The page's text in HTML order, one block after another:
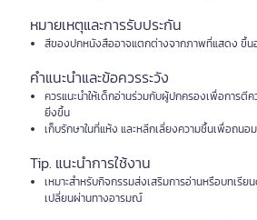
หมายเหตุและการรับประกัน
สีของปกหนังสืออาจแตกต่างจากภาพที่แสดง ขึ้น
คำแนะนำและข้อควรระวัง
ควรแนะนำให้เด็กอ่านร่วมกับผู้ปกครองเพื่อการตี
ยิ่งขึ้น
เก็บรักษาในที่แห้ง และหลีกเลี่ยงความชื้นเพื่อถน
Tip. แนะนำการใช้งาน
เหมาะสำหรับกิจกรรมส่งเสริมการอ่านหรือบทเรี
เปลี่ยนผ่านทางอารมณ์